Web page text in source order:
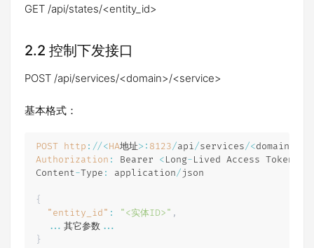
GET /api/states/<entity_id>
2.2 控制下发接口
POST /api/services/<domain>/<service>
基本格式：
POST http : //<HA地址> : 8123/api/services/<domain
Authorization : Bearer <Long-Lived Access Token
Content-Type : application/json
{
"entity_id" : "<实体ID>" ,
... 其它参数 ...
}